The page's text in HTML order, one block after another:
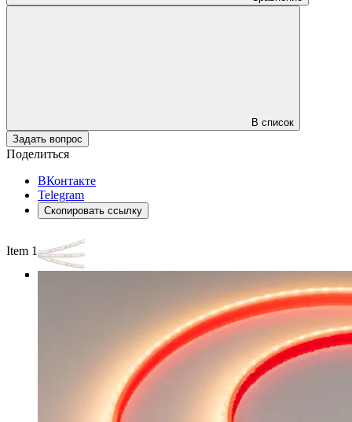
В список
Задать вопрос
Поделиться
ВКонтакте
Telegram
Скопировать ссылку
Item 1 of 3